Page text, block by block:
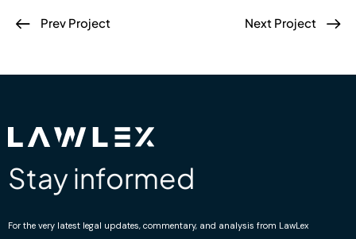
Prev Project Next Project
Stay informed
For the very latest legal updates, commentary, and analysis from LawLex